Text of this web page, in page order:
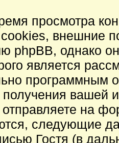
просмотра
cookies, внешние
phpBB, однако
является
программным
получения
на
следующие
Гостя (в